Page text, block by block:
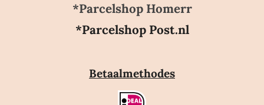
*Parcelshop Homerr
*Parcelshop Post.nl
Betaalmethodes